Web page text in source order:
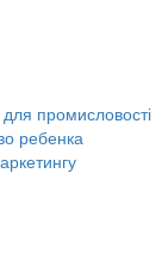
промисловості
ребенка